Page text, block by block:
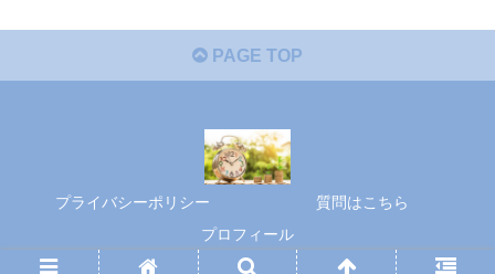
PAGE TOP
プライバシーポリシー
質問はこちら
プロフィール